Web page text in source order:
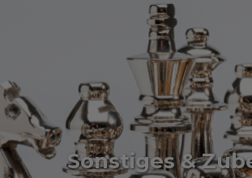
Sonstiges &